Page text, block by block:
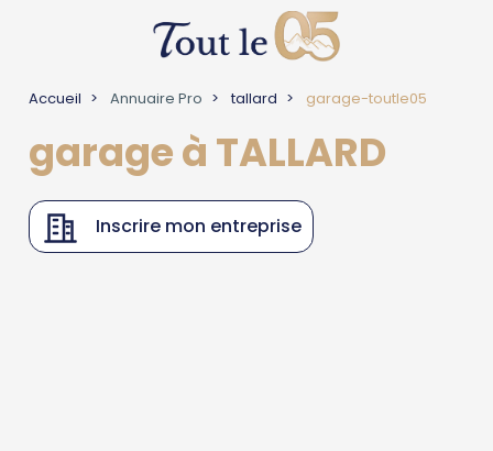
Accueil Annuaire Pro tallard garage-toutle05
garage à TALLARD
Inscrire mon entreprise